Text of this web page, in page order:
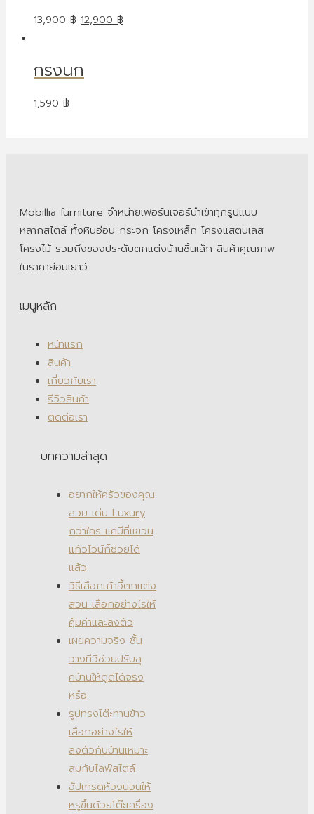
13,900฿ 12,900 ฿
กรงนก
1,590 ฿
Mobillia furniture จำหน่ายเฟอร์นิเจอร์นำเข้าทุกรูปแบบ
หลากสไตล์ ทั้งหินอ่อน กระจก โครงเหล็ก โครงแสตนเลส
โครงไม้ รวมถึงของประดับตกแต่งบ้านชิ้นเล็ก สินค้าคุณภาพ
ในราคาย่อมเยาว์
เมนูหลัก
หน้าแรก
สินค้า
เกี่ยวกับเรา
รีวิวสินค้า
ติดต่อเรา
บทความล่าสุด
อยากให้ครัวของคุณ
สวย เด่น Luxury
กว่าใคร แค่มีที่แขวน
แก้วไวน์ก็ช่วยได้
แล้ว
วิธีเลือกเก้าอี้ตกแต่ง
สวน เลือกอย่างไรให้
คุ้มค่าและลงตัว
เผยความจริง ชั้น
วางทีวีช่วยปรับลุ
คบ้านให้ดูดีได้จริง
หรือ
รูปทรงโต๊ะทานข้าว
เลือกอย่างไรให้
ลงตัวกับบ้านเหมาะ
สมกับไลฟ์สไตล์
อัปเกรดห้องนอนให้
หรูขึ้นด้วยโต๊ะเครื่อง